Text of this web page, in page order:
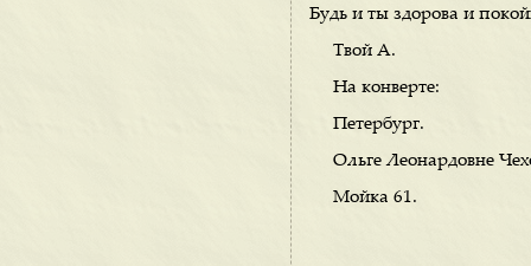
Будь и ты здорова и
Твой А.
На конверте:
Петербург.
Ольге Леонардовне
Мойка 61.